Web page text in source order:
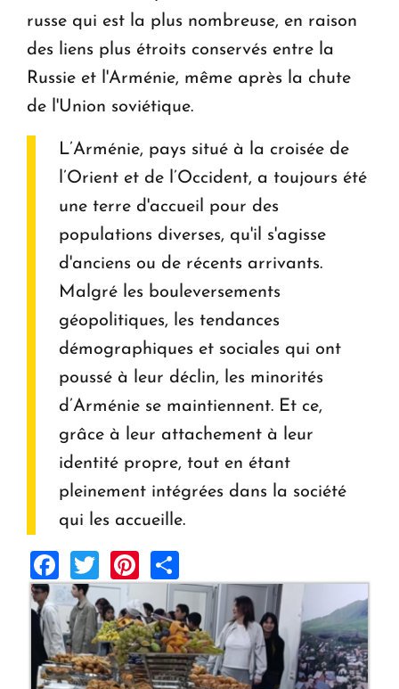
russe qui est la plus nombreuse, en raison
des liens plus étroits conservés entre la
Russie et l'Arménie, même après la chute
de l'Union soviétique.
L’Arménie, pays situé à la croisée de
l’Orient et de l’Occident, a toujours été
une terre d'accueil pour des
populations diverses, qu'il s'agisse
d'anciens ou de récents arrivants.
Malgré les bouleversements
géopolitiques, les tendances
démographiques et sociales qui ont
poussé à leur déclin, les minorités
d’Arménie se maintiennent. Et ce,
grâce à leur attachement à leur
identité propre, tout en étant
pleinement intégrées dans la société
qui les accueille.
Facebook
TwitterPinterest